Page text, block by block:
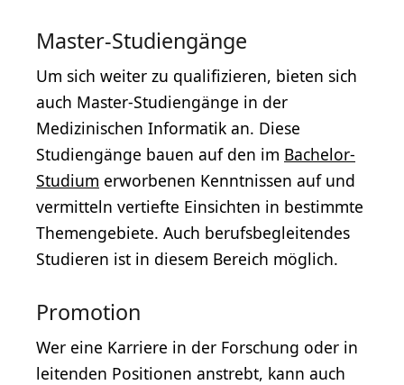
Master-Studiengänge
Um sich weiter zu qualifizieren, bieten sich
auch Master-Studiengänge in der
Medizinischen Informatik an. Diese
Studiengänge bauen auf den im Bachelor-
Studium erworbenen Kenntnissen auf und
vermitteln vertiefte Einsichten in bestimmte
Themengebiete. Auch berufsbegleitendes
Studieren ist in diesem Bereich möglich.
Promotion
Wer eine Karriere in der Forschung oder in
leitenden Positionen anstrebt, kann auch